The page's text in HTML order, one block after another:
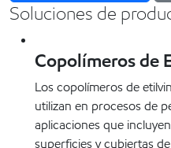
Soluciones de
Copolímeros de
Los copolímeros de
utilizan en procesos de
aplicaciones que
superficies y cubiertas